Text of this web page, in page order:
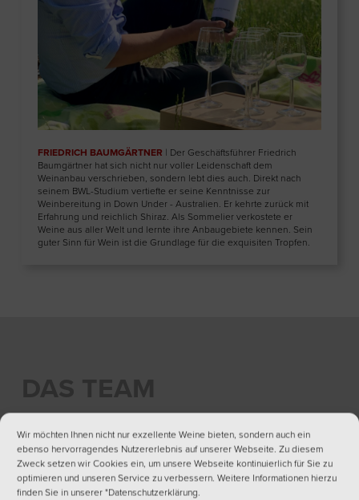
Wir möchten Ihnen nicht nur exzellente Weine bieten, sondern auch ein
ebenso hervorragendes Nutzererlebnis auf unserer Webseite. Zu diesem
Zweck setzen wir Cookies ein, um unsere Webseite kontinuierlich für Sie zu
optimieren und unseren Service zu verbessern. Weitere Informationen hierzu
finden Sie in unserer"Datenschutzerklärung.
FRIEDRICH BAUMGÄRTNER | Der Geschäftsführer Friedrich
Baumgärtner hat sich nicht nur voller Leidenschaft dem
Weinanbau verschrieben, sondern lebt dies auch. Direkt nach
seinem BWL-Studium vertiefte er seine Kenntnisse zur
Weinbereitung in Down Under - Australien. Er kehrte zurück mit
Erfahrung und reichlich Shiraz. Als Sommelier verkostete er
Weine aus aller Welt und lernte ihre Anbaugebiete kennen. Sein
guter Sinn für Wein ist die Grundlage für die exquisiten Tropfen.